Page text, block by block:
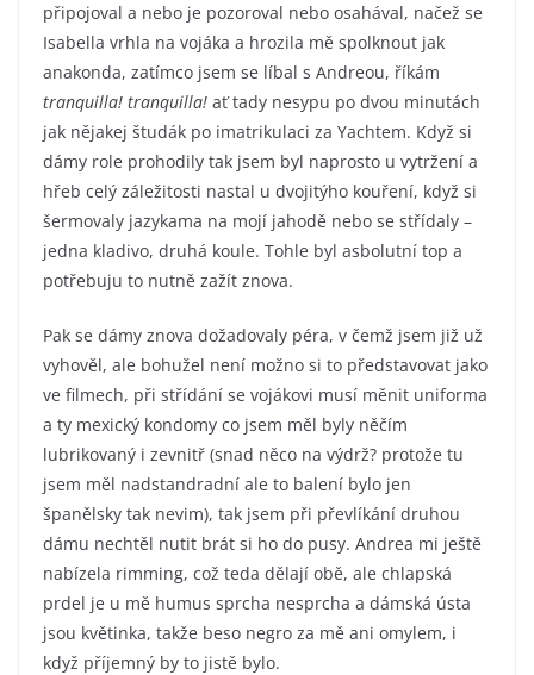
připojoval a nebo je pozoroval nebo osahával, načež se
Isabella vrhla na vojáka a hrozila mě spolknout jak
anakonda, zatímco jsem se líbal s Andreou, říkám
tranquilla! tranquilla! ať tady nesypu po dvou minutách
jak nějakej študák po imatrikulaci za Yachtem. Když si
dámy role prohodily tak jsem byl naprosto u vytržení a
hřeb celý záležitosti nastal u dvojitýho kouření, když si
šermovaly jazykama na mojí jahodě nebo se střídaly –
jedna kladivo, druhá koule. Tohle byl asbolutní top a
potřebuju to nutně zažít znova.
Pak se dámy znova dožadovaly péra, v čemž jsem již už
vyhověl, ale bohužel není možno si to představovat jako
ve filmech, při střídání se vojákovi musí měnit uniforma
a ty mexický kondomy co jsem měl byly něčím
lubrikovaný i zevnitř (snad něco na výdrž? protože tu
jsem měl nadstandradní ale to balení bylo jen
španělsky tak nevim), tak jsem při převlíkání druhou
dámu nechtěl nutit brát si ho do pusy. Andrea mi ještě
nabízela rimming, což teda dělají obě, ale chlapská
prdel je u mě humus sprcha nesprcha a dámská ústa
jsou květinka, takže beso negro za mě ani omylem, i
když příjemný by to jistě bylo.